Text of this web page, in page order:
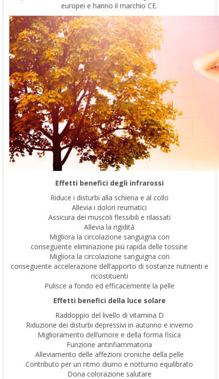
europei e hanno il marchio CE.
Effetti benefici degli infrarossi
Riduce i disturbi alla schiena e al collo
Allevia i dolori reumatici
Assicura dei muscoli flessibili e rilassati
Allevia la rigidità
Migliora la circolazione sanguigna con
conseguente eliminazione più rapida delle tossine
Migliora la circolazione sanguigna con
conseguente accelerazione dell’apporto di sostanze nutrienti e
ricostituenti
Pulisce a fondo ed efficacemente la pelle
Effetti benefici della luce solare
Raddoppio del livello di vitamina D
Riduzione dei disturbi depressivi in autunno e inverno
Miglioramento dell’umore e della forma fisica
Funzione antinfiammatoria
Alleviamento delle affezioni croniche della pelle
Contributo per un ritmo diurno e notturno equilibrato
Dona colorazione salutare